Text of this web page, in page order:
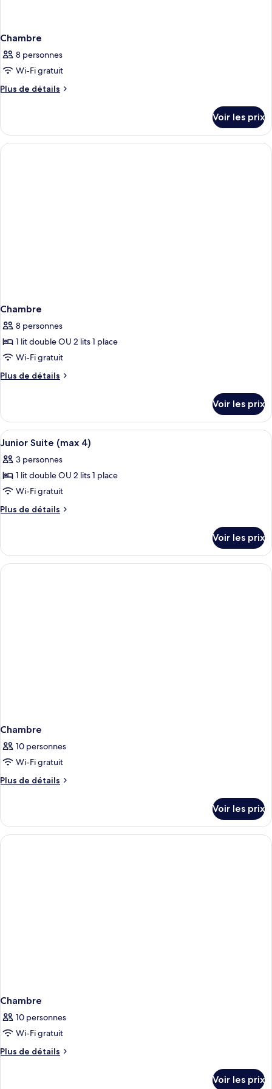
Chambre
8 personnes
Wi-Fi gratuit
Plus de détails
Plus
le
type
de
Voir les prix
Chambre
8 personnes
1 lit double OU 2 lits 1 place
Wi-Fi gratuit
Plus de détails
Plus
le
type
de
Chambre
Voir les prix
Afficher
toutes
les
photos
pour
ce
chambre :
Junior
Suite
Rideaux occultants, chambres
9
Junior Suite (max 4)
3 personnes
1 lit double OU 2 lits 1 place
Wi-Fi gratuit
Plus de détails
Plus
le
type
de
Voir les prix
Chambre
10 personnes
Wi-Fi gratuit
Plus de détails
Plus
le
type
de
Voir les prix
Chambre
10 personnes
Wi-Fi gratuit
Plus de détails
Plus
Voir les prix